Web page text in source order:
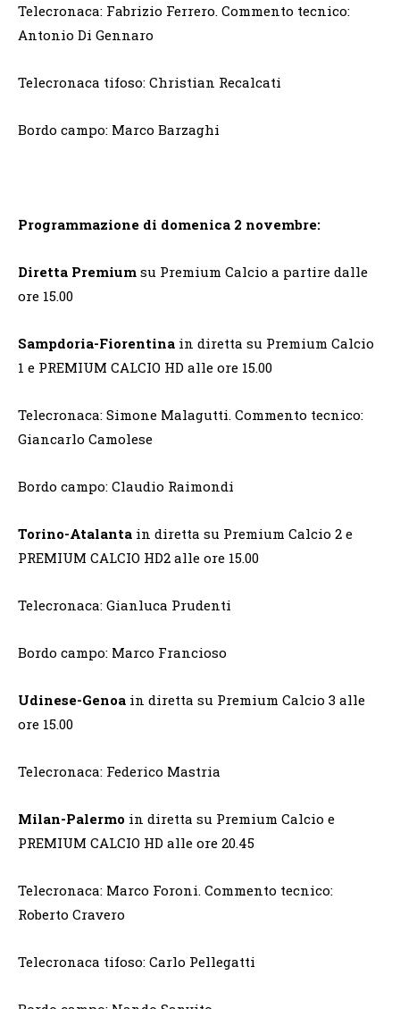
Telecronaca: Fabrizio Ferrero. Commento tecnico:
Antonio Di Gennaro
Telecronaca tifoso: Christian Recalcati
Bordo campo: Marco Barzaghi
Programmazione di domenica 2 novembre:
Diretta Premium su Premium Calcio a partire dalle
ore 15.00
Sampdoria-Fiorentina in diretta su Premium Calcio
1 e PREMIUM CALCIO HD alle ore 15.00
Telecronaca: Simone Malagutti. Commento tecnico:
Giancarlo Camolese
Bordo campo: Claudio Raimondi
Torino-Atalanta in diretta su Premium Calcio 2 e
PREMIUM CALCIO HD2 alle ore 15.00
Telecronaca: Gianluca Prudenti
Bordo campo: Marco Francioso
Udinese-Genoa in diretta su Premium Calcio 3 alle
ore 15.00
Telecronaca: Federico Mastria
Milan-Palermo in diretta su Premium Calcio e
PREMIUM CALCIO HD alle ore 20.45
Telecronaca: Marco Foroni. Commento tecnico:
Roberto Cravero
Telecronaca tifoso: Carlo Pellegatti